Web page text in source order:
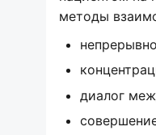
методы
диалог